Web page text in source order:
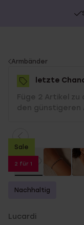
You
are
here:
Armbänder
letzte
Füge 2 Artikel zu
den günstigeren
Sale
2 für 1
Nachhaltig
Lucardi